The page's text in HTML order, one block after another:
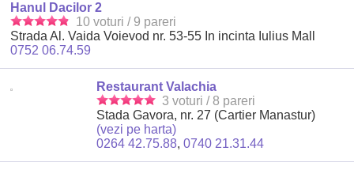
Hanul Dacilor 2
10 voturi / 9 pareri
Strada Al. Vaida Voievod nr. 53-55 In incinta Iulius Mall
0752 06.74.59
Restaurant Valachia
3 voturi / 8 pareri
Stada Gavora, nr. 27 (Cartier Manastur)
(vezi pe harta)
0264 42.75.88,0740 21.31.44